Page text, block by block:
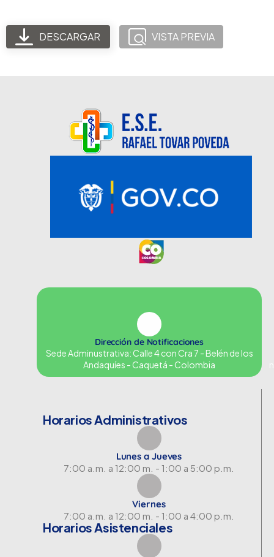
DESCARGAR VISTA PREVIA
Dirección de Notificaciones
Sede Adminustrativa: Calle 4 con Cra 7 - Belén de los
Andaquíes - Caquetá - Colombia
Horarios Administrativos
Lunes a Jueves
7:00 a.m. a 12:00 m. - 1:00 a 5:00 p.m.
Viernes
7:00 a.m. a 12:00 m. - 1:00 a 4:00 p.m.
Horarios Asistenciales